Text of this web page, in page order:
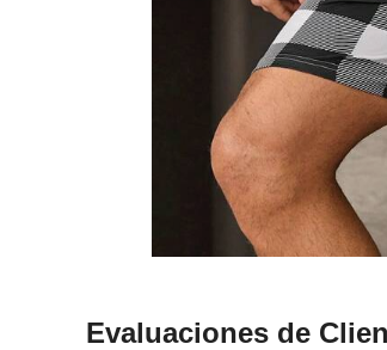
Evaluaciones de